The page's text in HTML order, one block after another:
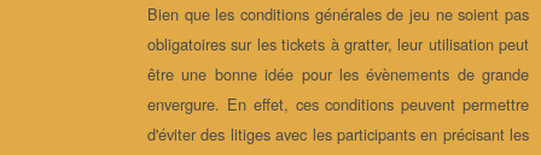
Bien que les conditions générales de jeu ne soient pas
obligatoires sur les tickets à gratter, leur utilisation peut
être une bonne idée pour les évènements de grande
envergure. En effet, ces conditions peuvent permettre
d'éviter des litiges avec les participants en précisant les